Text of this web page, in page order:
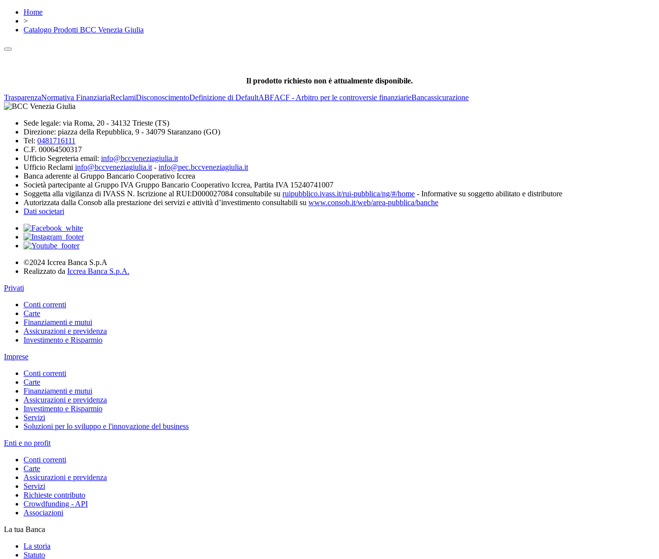
Home
>
Catalogo Prodotti BCC Venezia Giulia
Il prodotto richiesto non è attualmente disponibile.
TrasparenzaNormativa FinanziariaReclamiDisconoscimentoDefinizione di DefaultABFACF - Arbitro per le controversie finanziarieBancassicurazione
Sede legale: via Roma, 20 - 34132 Trieste (TS)
Direzione: piazza della Repubblica, 9 - 34079 Staranzano (GO)
Tel: 0481716111
C.F. 00064500317
Ufficio Segreteria email: info@bccveneziagiulia.it
Ufficio Reclami info@bccveneziagiulia.it - info@pec.bccveneziagiulia.it
Banca aderente al Gruppo Bancario Cooperativo Iccrea
Società partecipante al Gruppo IVA Gruppo Bancario Cooperativo Iccrea, Partita IVA 15240741007
Soggetta alla vigilanza di IVASS N. Iscrizione al RUI:D000027084 consultabile su ruipubblico.ivass.it/rui-pubblica/ng/#/home - Informative su soggetto abilitato e distributore
Autorizzata dalla Consob alla prestazione dei servizi e attività d’investimento consultabili su www.consob.it/web/area-pubblica/banche
Dati societari
©2024 Iccrea Banca S.p.A
Realizzato da Iccrea Banca S.p.A.
Privati
Conti correnti
Carte
Finanziamenti e mutui
Assicurazioni e previdenza
Investimento e Risparmio
Imprese
Conti correnti
Carte
Finanziamenti e mutui
Assicurazioni e previdenza
Investimento e Risparmio
Servizi
Soluzioni per lo sviluppo e l'innovazione del business
Enti e no profit
Conti correnti
Carte
Assicurazioni e previdenza
Servizi
Richieste contributo
Crowdfunding - API
Associazioni
La tua Banca
La storia
Statuto